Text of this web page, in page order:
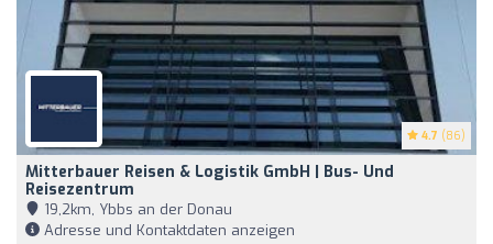
4.7 (86)
Mitterbauer Reisen & Logistik GmbH | Bus- Und
Reisezentrum
19,2km, Ybbs an der Donau
Adresse und Kontaktdaten anzeigen